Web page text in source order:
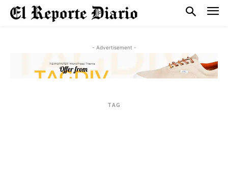
- Advertisement -
TAG